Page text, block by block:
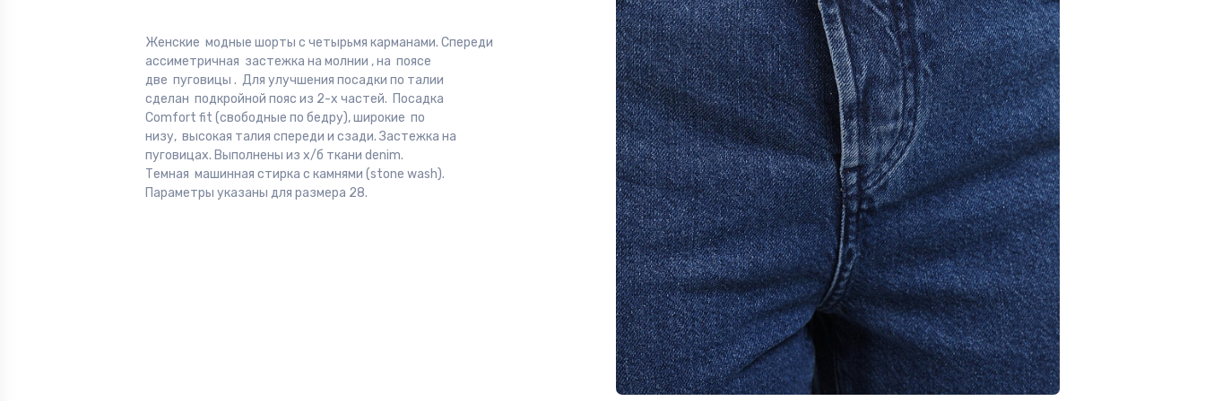
Женские модные шорты с четырьмя карманами. Спереди
ассиметричная застежка на молнии , на поясе
две пуговицы . Для улучшения посадки по талии
сделан подкройной пояс из 2-х частей. Посадка
Comfort fit (свободные по бедру), широкие по
низу, высокая талия спереди и сзади. Застежка на
пуговицах. Выполнены из х/б ткани denim.
Темная машинная стирка с камнями (stone wash).
Параметры указаны для размера 28.